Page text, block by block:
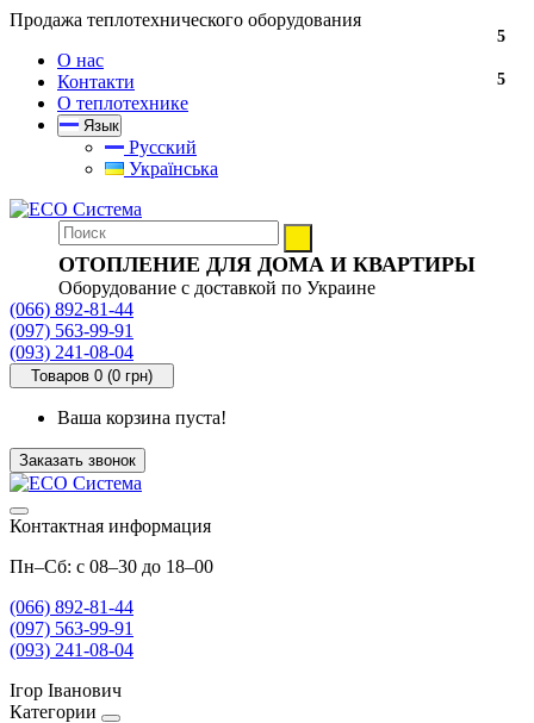
Продажа теплотехнического оборудования
О нас
Контакти
О теплотехнике
Язык
Русский
Українська
ОТОПЛЕНИЕ ДЛЯ ДОМА И КВАРТИРЫ
Оборудование с доставкой по Украине
(066) 892-81-44
(097) 563-99-91
(093) 241-08-04
Товаров 0 (0 грн)
Ваша корзина пуста!
Заказать звонок
Контактная информация
Пн–Сб: с 08–30 до 18–00
(066) 892-81-44
(097) 563-99-91
(093) 241-08-04
Ігор Іванович
Категории
5
5